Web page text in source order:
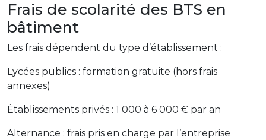
Frais de scolarité des BTS en
bâtiment
Les frais dépendent du type d’établissement :
Lycées publics : formation gratuite (hors frais
annexes)
Établissements privés : 1 000 à 6 000 € par an
Alternance : frais pris en charge par l’entreprise